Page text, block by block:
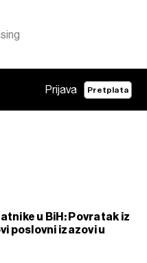
Prijava Pretplata
u BiH: Povratak iz
poslovni izazovi u